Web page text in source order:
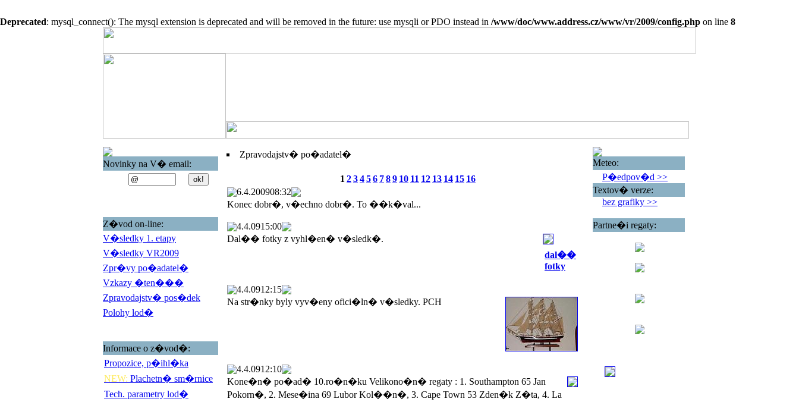
Deprecated: mysql_connect(): The mysql extension is deprecated and will be removed in the future: use mysqli or PDO instead in /www/doc/www.address.cz/www/vr/2009/config.php on line 8
Novinky na V� email:
Z�vod on-line:
V�sledky 1. etapy
V�sledky VR2009
Zpr�vy po�adatel�
Vzkazy �ten���
Zpravodajstv� pos�dek
Polohy lod�
Informace o z�vod�:
Propozice, p�ihl�ka
NEW: Plachetn� sm�rnice
Tech. parametry lod�
Zpravodajstv� po�adatel�
1 23456 789 10 11 12 13 14 15 16
6.4.200908:32
Konec dobr�, v�echno dobr�. To ��k�val...
4.4.0915:00
Dal�� fotky z vyhl�en� v�sledk�.
dal��
fotky
4.4.0912:15
Na str�nky byly vyv�eny ofici�ln� v�sledky. PCH
4.4.0912:10
Kone�n� po�ad� 10.ro�n�ku Velikono�n� regaty : 1. Southampton 65 Jan
Pokorn�, 2. Mese�ina 69 Lubor Kol��n�, 3. Cape Town 53 Zden�k Z�ta, 4. La
Meteo:
P�edpov�d >>
Textov� verze:
bez grafiky >>
Partne�i regaty: